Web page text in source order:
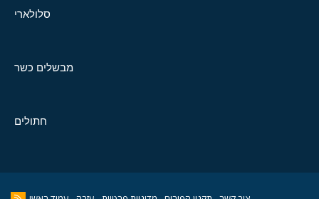
סלולארי
מבשלים כשר
חתולים